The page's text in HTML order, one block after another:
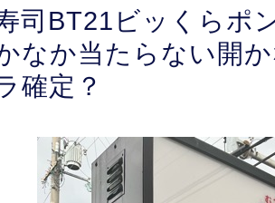
司BT21ビッくらポ
なか当たらない開
確定？